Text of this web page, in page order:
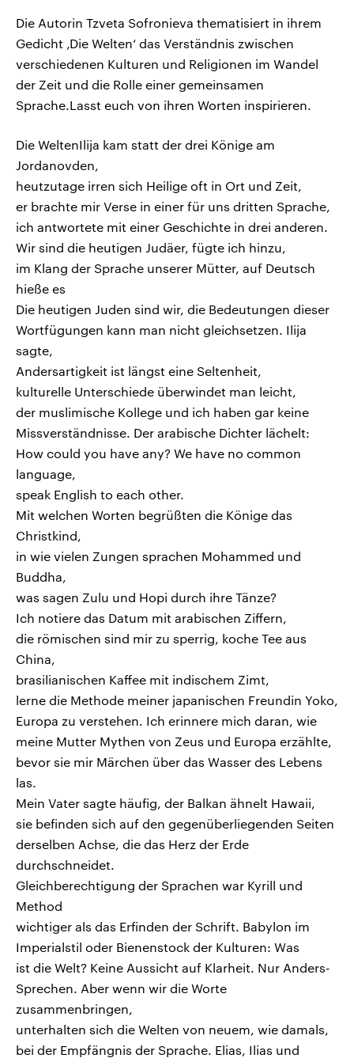
Die Autorin Tzveta Sofronieva thematisiert in ihrem
Gedicht ‚Die Welten‘ das Verständnis zwischen
verschiedenen Kulturen und Religionen im Wandel
der Zeit und die Rolle einer gemeinsamen
Sprache.Lasst euch von ihren Worten inspirieren.
Die WeltenIlija kam statt der drei Könige am
Jordanovden,
heutzutage irren sich Heilige oft in Ort und Zeit,
er brachte mir Verse in einer für uns dritten Sprache,
ich antwortete mit einer Geschichte in drei anderen.
Wir sind die heutigen Judäer, fügte ich hinzu,
im Klang der Sprache unserer Mütter, auf Deutsch
hieße es
Die heutigen Juden sind wir, die Bedeutungen dieser
Wortfügungen kann man nicht gleichsetzen. Ilija
sagte,
Andersartigkeit ist längst eine Seltenheit,
kulturelle Unterschiede überwindet man leicht,
der muslimische Kollege und ich haben gar keine
Missverständnisse. Der arabische Dichter lächelt:
How could you have any? We have no common
language,
speak English to each other.
Mit welchen Worten begrüßten die Könige das
Christkind,
in wie vielen Zungen sprachen Mohammed und
Buddha,
was sagen Zulu und Hopi durch ihre Tänze?
Ich notiere das Datum mit arabischen Ziffern,
die römischen sind mir zu sperrig, koche Tee aus
China,
brasilianischen Kaffee mit indischem Zimt,
lerne die Methode meiner japanischen Freundin Yoko,
Europa zu verstehen. Ich erinnere mich daran, wie
meine Mutter Mythen von Zeus und Europa erzählte,
bevor sie mir Märchen über das Wasser des Lebens
las.
Mein Vater sagte häufig, der Balkan ähnelt Hawaii,
sie befinden sich auf den gegenüberliegenden Seiten
derselben Achse, die das Herz der Erde
durchschneidet.
Gleichberechtigung der Sprachen war Kyrill und
Method
wichtiger als das Erfinden der Schrift. Babylon im
Imperialstil oder Bienenstock der Kulturen: Was
ist die Welt? Keine Aussicht auf Klarheit. Nur Anders-
Sprechen. Aber wenn wir die Worte
zusammenbringen,
unterhalten sich die Welten von neuem, wie damals,
bei der Empfängnis der Sprache. Elias, Ilias und